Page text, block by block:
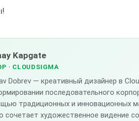
Kapgate
· CLOUDSIGMA
Dobrev — креативный дизайнер в
последовательного
традиционных и инновационных
сочетает художественное видение